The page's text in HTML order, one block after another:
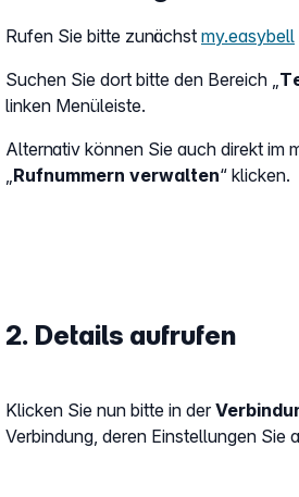
Rufen Sie bitte zunächst my.easybell
Suchen Sie dort bitte den Bereich „
linken Menüleiste.
Alternativ können Sie auch direkt im
„Rufnummern verwalten“ klicken.
2. Details aufrufen
Klicken Sie nun bitte in der
Verbindung, deren Einstellungen Sie